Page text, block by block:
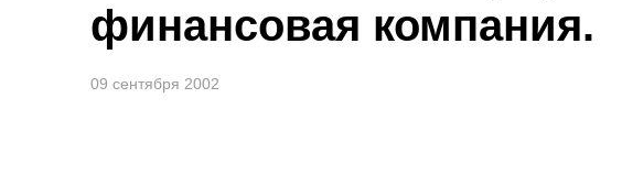
финансовая компания.
09 сентября 2002